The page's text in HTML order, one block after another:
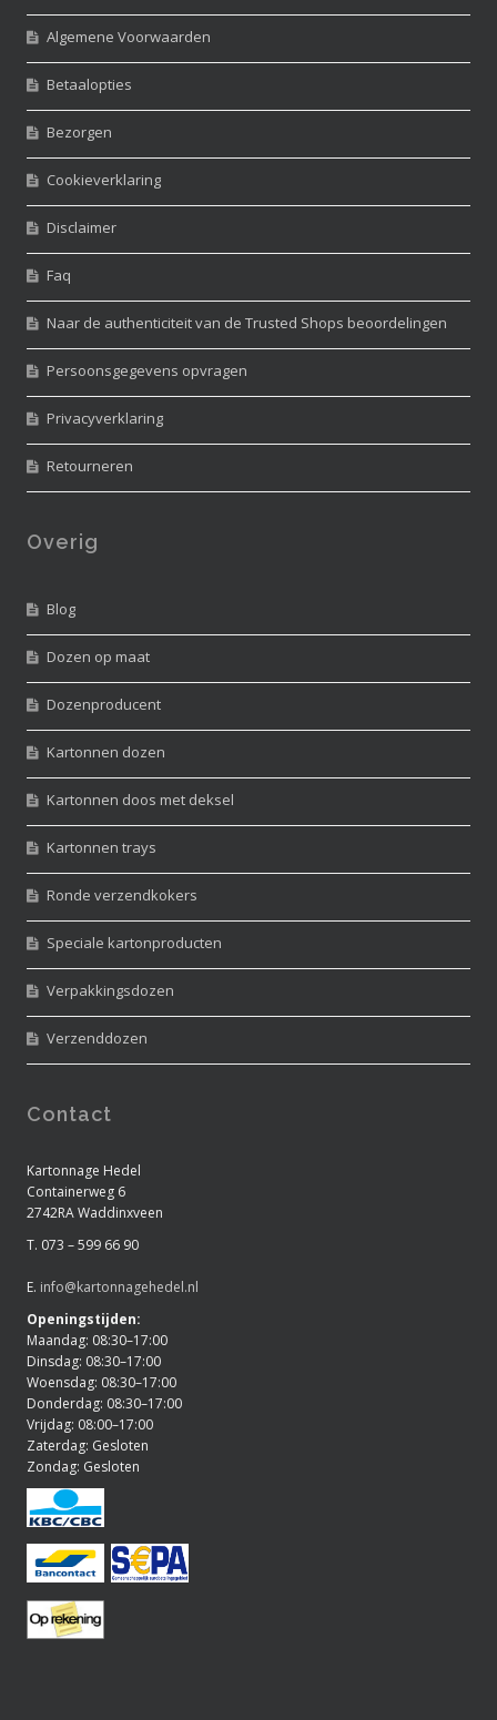
Algemene Voorwaarden
Betaalopties
Bezorgen
Cookieverklaring
Disclaimer
Faq
Naar de authenticiteit van de Trusted Shops beoordelingen
Persoonsgegevens opvragen
Privacyverklaring
Retourneren
Overig
Blog
Dozen op maat
Dozenproducent
Kartonnen dozen
Kartonnen doos met deksel
Kartonnen trays
Ronde verzendkokers
Speciale kartonproducten
Verpakkingsdozen
Verzenddozen
Contact
Kartonnage Hedel
Containerweg 6
2742RA Waddinxveen
T. 073 – 599 66 90
E. info@kartonnagehedel.nl
Openingstijden:
Maandag: 08:30–17:00
Dinsdag: 08:30–17:00
Woensdag: 08:30–17:00
Donderdag: 08:30–17:00
Vrijdag: 08:00–17:00
Zaterdag: Gesloten
Zondag: Gesloten